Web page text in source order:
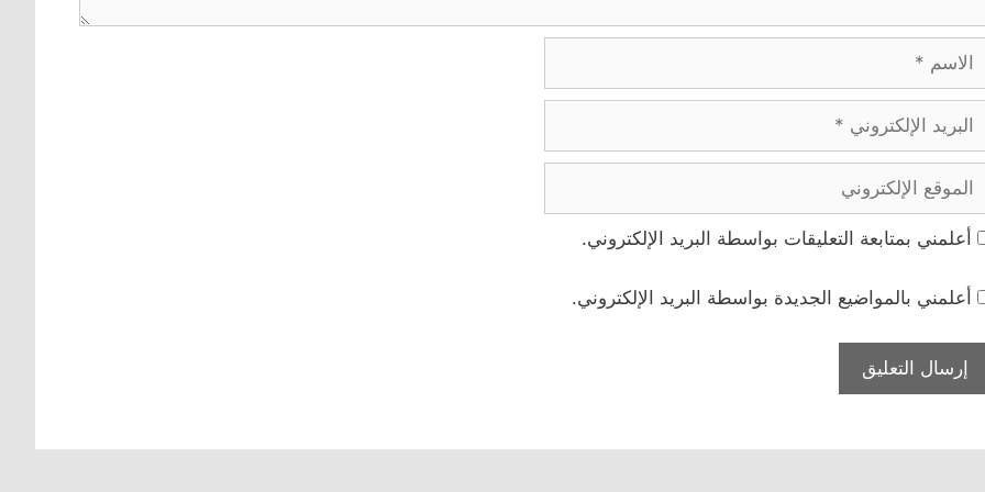
الاسم
البريد
الإلكتروني
الموقع
الإلكتروني
أعلمني بمتابعة التعليقات بواسطة البريد الإلكتروني.
أعلمني بالمواضيع الجديدة بواسطة البريد الإلكتروني.